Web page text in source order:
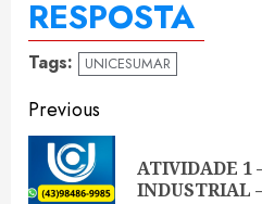
RESPOSTA
Tags: UNICESUMAR
Continue
Reading
Previous
ATIVIDADE 1
INDUSTRIAL